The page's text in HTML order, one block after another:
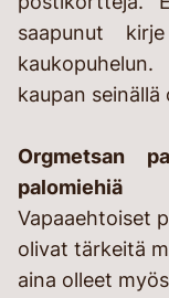
saapunut
kaupan
Orgmetsan
palomiehiä
Vapaaehtoiset
olivat tärkeitä
aina olleet